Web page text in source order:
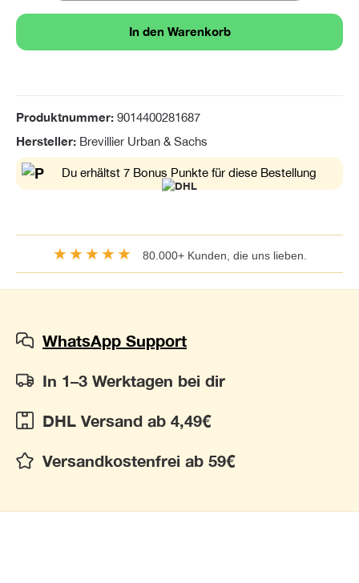
In den Warenkorb
Produktnummer: 9014400281687
Hersteller: Brevillier Urban & Sachs
Du erhältst 7 Bonus Punkte für diese Bestellung
★★★★★ 80.000+ Kunden, die uns lieben.
WhatsApp Support
In 1–3 Werktagen bei dir
DHL Versand ab 4,49€
Versandkostenfrei ab 59€